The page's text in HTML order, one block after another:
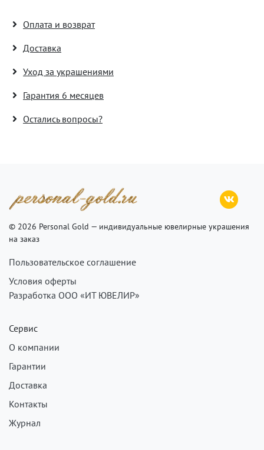
Оплата и возврат
Доставка
Уход за украшениями
Гарантия 6 месяцев
Остались вопросы?
© 2026 Personal Gold — индивидуальные ювелирные украшения
на заказ
Пользовательское соглашение
Условия оферты
Разработка ООО «ИТ ЮВЕЛИР»
Сервис
О компании
Гарантии
Доставка
Контакты
Журнал